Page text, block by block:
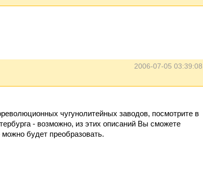
2006-07-05 03:39:08
чугунолитейных заводов, посмотрите в
- возможно, из этих описаний Вы сможете
будет преобразовать.